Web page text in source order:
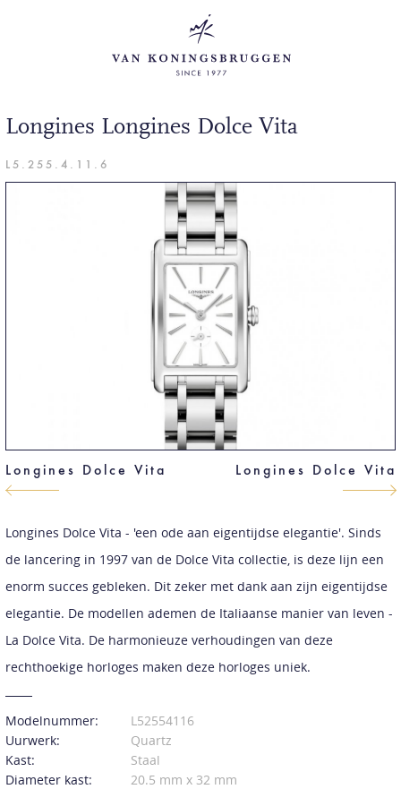
Longines Longines Dolce Vita
L5.255.4.11.6
Longines Dolce Vita Longines Dolce Vita
Longines Dolce Vita - 'een ode aan eigentijdse elegantie'. Sinds
de lancering in 1997 van de Dolce Vita collectie, is deze lijn een
enorm succes gebleken. Dit zeker met dank aan zijn eigentijdse
elegantie. De modellen ademen de Italiaanse manier van leven -
La Dolce Vita. De harmonieuze verhoudingen van deze
rechthoekige horloges maken deze horloges uniek.
Modelnummer:
L52554116
Uurwerk:
Quartz
Kast:
Staal
Diameter kast:
20.5 mm x 32 mm